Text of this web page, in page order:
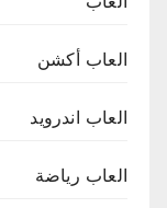
العاب أكشن
العاب اندرويد
العاب رياضة